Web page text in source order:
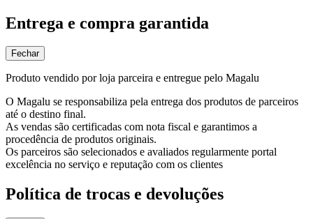
Entrega e compra garantida
Fechar
Produto vendido por loja parceira e entregue pelo Magalu
O Magalu se responsabiliza pela entrega dos produtos de parceiros
até o destino final.
As vendas são certificadas com nota fiscal e garantimos a
procedência de produtos originais.
Os parceiros são selecionados e avaliados regularmente portal
excelência no serviço e reputação com os clientes
Política de trocas e devoluções